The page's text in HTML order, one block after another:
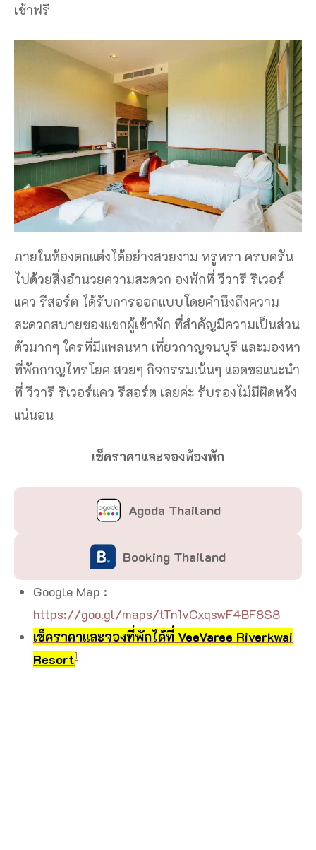
เช้าฟรี
ภายในห้องตกแต่งได้อย่างสวยงาม หรูหรา ครบครัน
ไปด้วยสิ่งอำนวยความสะดวก องพักที่ วีวารี ริเวอร์
แคว รีสอร์ต ได้รับการออกแบบโดยคำนึงถึงความ
สะดวกสบายของแขกผู้เข้าพัก ที่สำคัญมีความเป็นส่วน
ตัวมากๆ ใครที่มีแพลนหา เที่ยวกาญจนบุรี และมองหา
ที่พักกาญไทรโยค สวยๆ กิจกรรมเน้นๆ แอดขอแนะนำ
ที่ วีวารี ริเวอร์แคว รีสอร์ต เลยค่ะ รับรองไม่มีผิดหวัง
แน่นอน
เช็คราคาและจองห้องพัก
Agoda Thailand
Booking Thailand
Google Map :
https://goo.gl/maps/tTn1vCxqswF4BF8S8
เช็คราคาและจองที่พักได้ที่ VeeVaree Riverkwai
Resort1